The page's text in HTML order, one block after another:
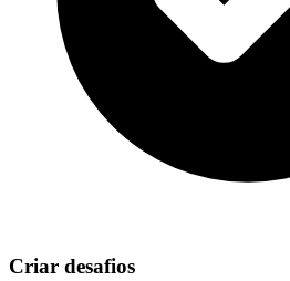
Criar desafios